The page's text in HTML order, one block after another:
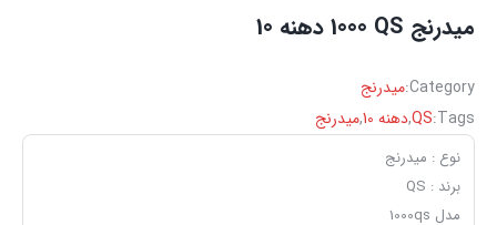
میدرنج ‏QS ‏1000 ‏دهنه ‏10 ‏
Category:میدرنج
Tags:
QS
,دهنه 10 ,میدرنج
نوع : میدرنج
برند : QS
مدل 1000qs